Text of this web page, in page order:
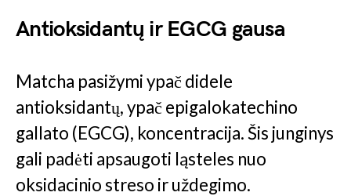
Antioksidantų ir EGCG gausa
Matcha pasižymi ypač didele
antioksidantų, ypač epigalokatechino
gallato (EGCG), koncentracija. Šis junginys
gali padėti apsaugoti ląsteles nuo
oksidacinio streso ir uždegimo.